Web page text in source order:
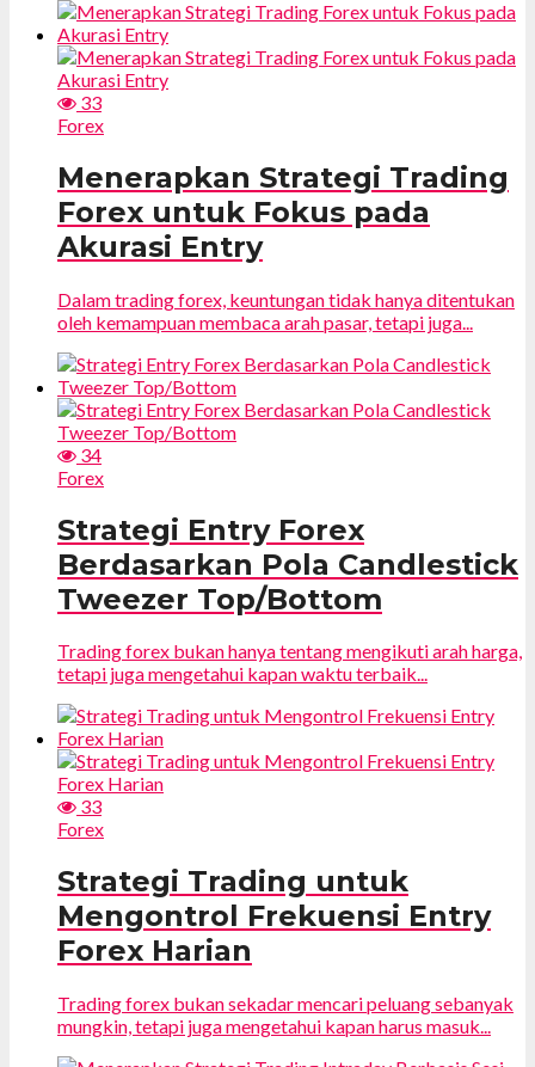
33
Forex
Menerapkan Strategi Trading
Forex untuk Fokus pada
Akurasi Entry
Dalam trading forex, keuntungan tidak hanya ditentukan
oleh kemampuan membaca arah pasar, tetapi juga...
34
Forex
Strategi Entry Forex
Berdasarkan Pola Candlestick
Tweezer Top/Bottom
Trading forex bukan hanya tentang mengikuti arah harga,
tetapi juga mengetahui kapan waktu terbaik...
33
Forex
Strategi Trading untuk
Mengontrol Frekuensi Entry
Forex Harian
Trading forex bukan sekadar mencari peluang sebanyak
mungkin, tetapi juga mengetahui kapan harus masuk...